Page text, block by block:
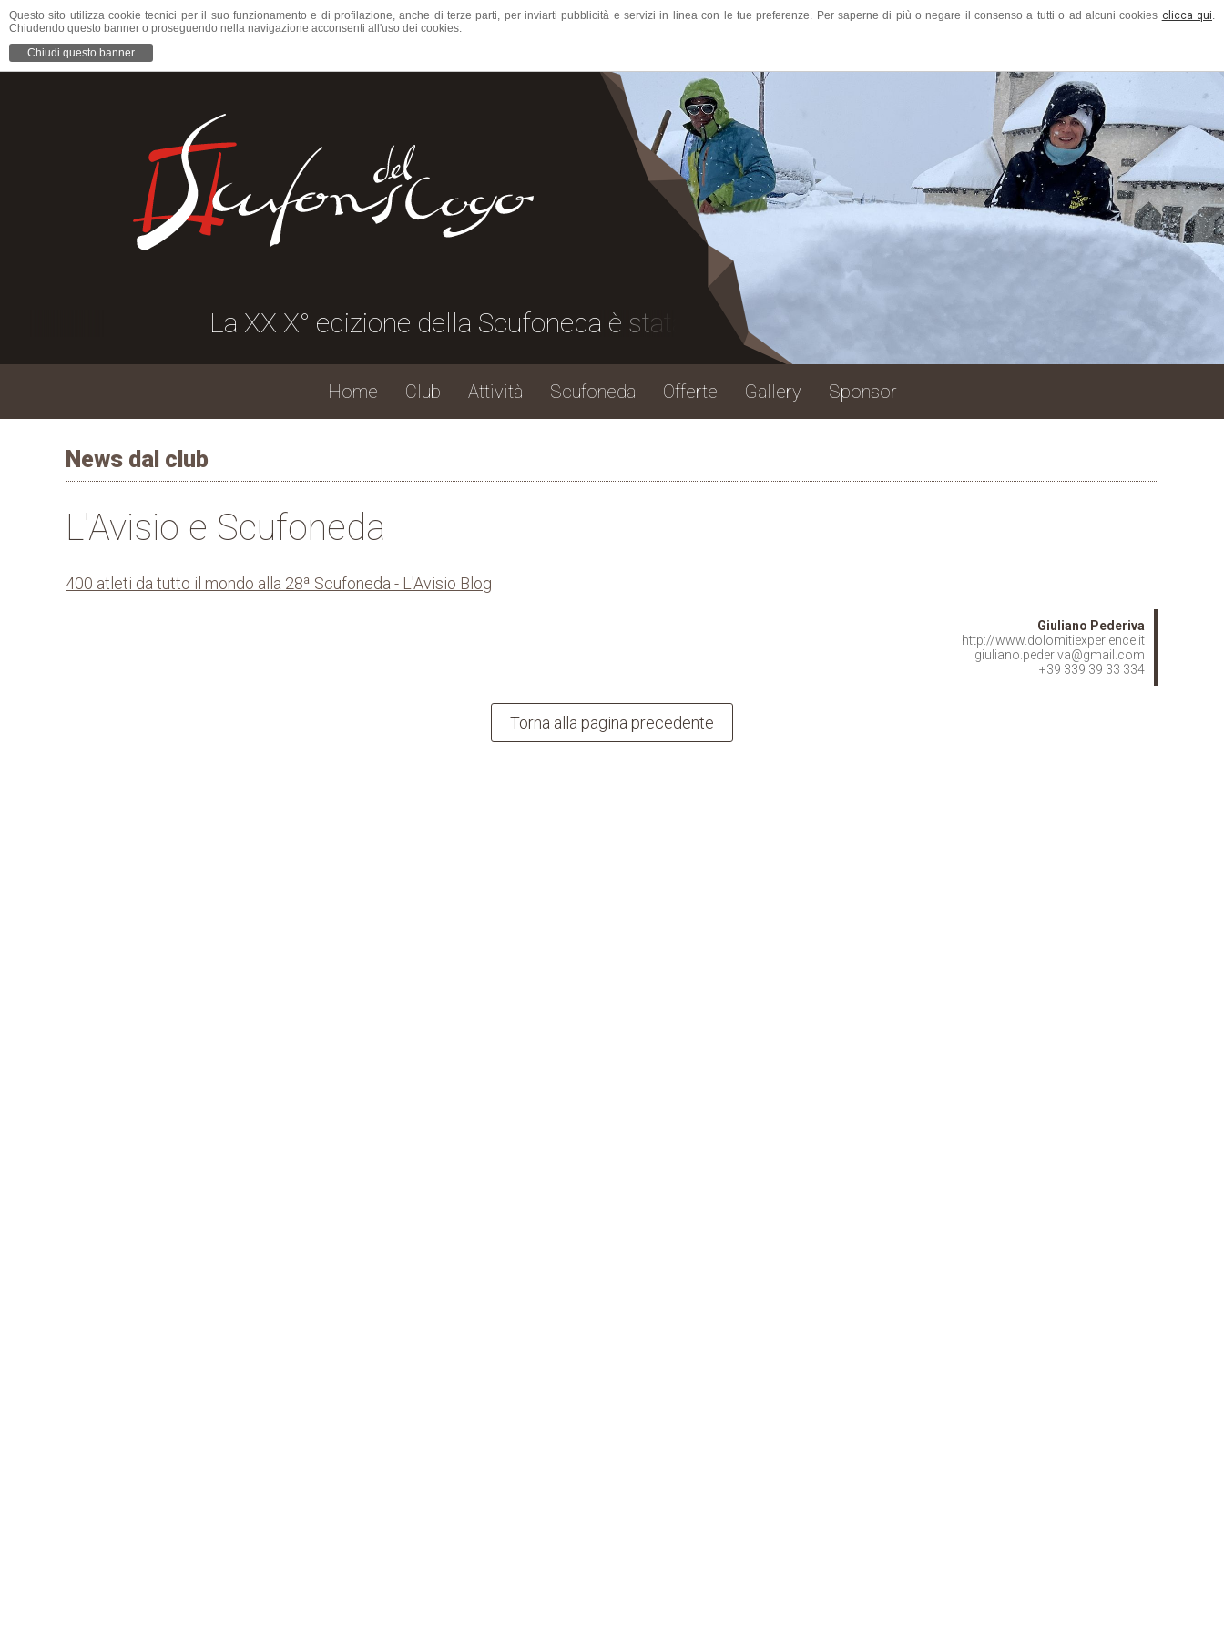
News dal club
L'Avisio e Scufoneda
400 atleti da tutto il mondo alla 28ª Scufoneda - L'Avisio Blog
Giuliano Pederiva
http://www.dolomitiexperience.it
giuliano.pederiva@gmail.com
+39 339 39 33 334
Torna alla pagina precedente
La XXIX° edizione della Scufoneda è stata una grande festa, grazie a tutti quanti hanno
Home Club Attività Scufoneda Offerte Gallery Sponsor
Questo sito utilizza cookie tecnici per il suo funzionamento e di profilazione, anche di terze parti, per inviarti pubblicità e servizi in linea con le tue preferenze. Per saperne di più o negare il consenso a tutti o ad alcuni cookies clicca qui.
Chiudendo questo banner o proseguendo nella navigazione acconsenti all'uso dei cookies.
Chiudi questo banner